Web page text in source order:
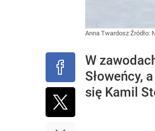
Anna Twardosz Źródło:
W
Słoweńcy,
się Kamil